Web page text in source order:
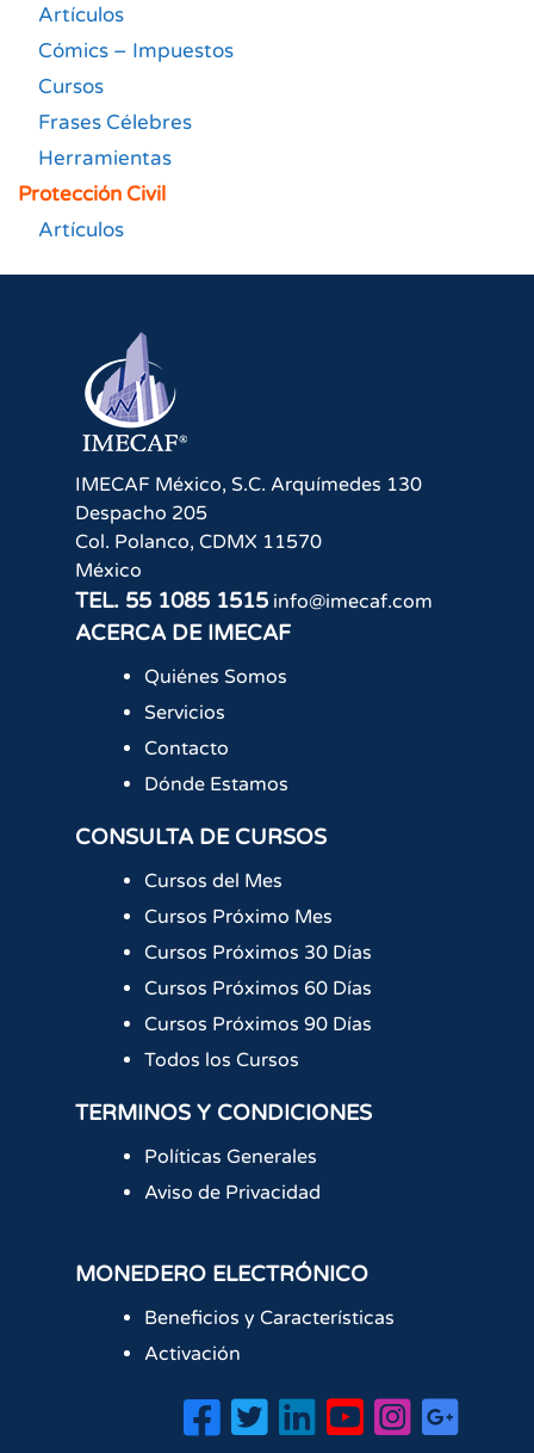
Artículos
Cómics – Impuestos
Cursos
Frases Célebres
Herramientas
Protección Civil
Artículos
IMECAF México, S.C. Arquímedes 130
Despacho 205
Col. Polanco, CDMX 11570
México
TEL. 55 1085 1515 info@imecaf.com
ACERCA DE IMECAF
Quiénes Somos
Servicios
Contacto
Dónde Estamos
CONSULTA DE CURSOS
Cursos del Mes
Cursos Próximo Mes
Cursos Próximos 30 Días
Cursos Próximos 60 Días
Cursos Próximos 90 Días
Todos los Cursos
TERMINOS Y CONDICIONES
Políticas Generales
Aviso de Privacidad
MONEDERO ELECTRÓNICO
Beneficios y Características
Activación